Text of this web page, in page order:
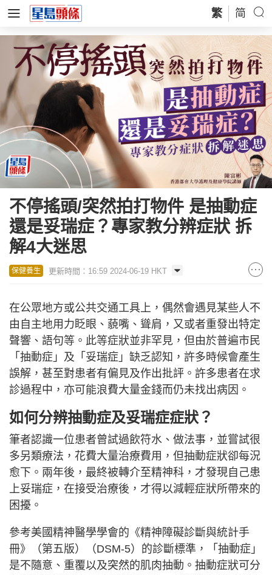
繁 简
不停搖頭/突然拍打物件 是抽動症
還是妥瑞症？專家教分辨症狀 拆
解4大迷思
保健養生 更新時間：16:59 2024-06-19 HKT
在公眾地方或公共交通工具上，偶然會遇見某些人不
由自主地用力眨眼、藐嘴、聳肩，又或者重發出特定
聲響、語句等。此等症狀並非罕見，但由於普遍市民
「抽動症」及「妥瑞症」缺乏認知，許多時候會產生
誤解，甚至對患者有偏見及作出批評。許多患者在求
診過程中，亦可能浪費大量金錢而仍未找出病因。
如何分辨抽動症及妥瑞症症狀？
筆者認識一位患者曾試過飲符水、做法事，並嘗試很
多另類療法，花費大量治療費用，但抽動症狀卻每況
愈下。兩年後，最終被轉介至精神科，才發現自己患
上妥瑞症，在接受治療後，才得以減輕症狀所帶來的
困擾。
參考美國精神醫學學會的《精神障礙診斷與統計手
冊》（第五版）（DSM-5）的診斷標準，「抽動症」
是不隨意、重覆以及突然的肌肉抽動。抽動症狀可分